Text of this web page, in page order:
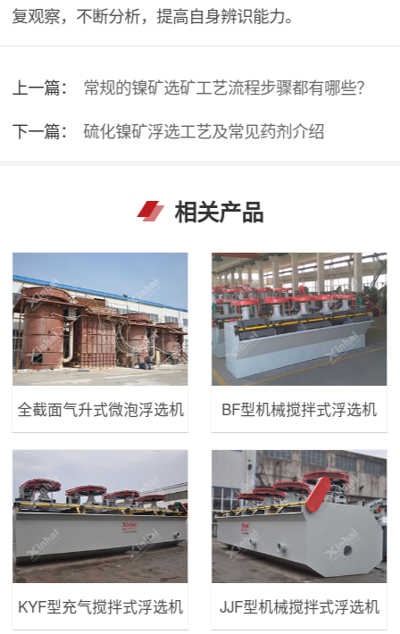
复观察，不断分析，提高自身辨识能力。
上一篇：
常规的镍矿选矿工艺流程步骤都有哪些？
下一篇：
硫化镍矿浮选工艺及常见药剂介绍
相关产品
全截面气升式微泡浮选机 BF型机械搅拌式浮选机
KYF型充气搅拌式浮选机 JJF型机械搅拌式浮选机